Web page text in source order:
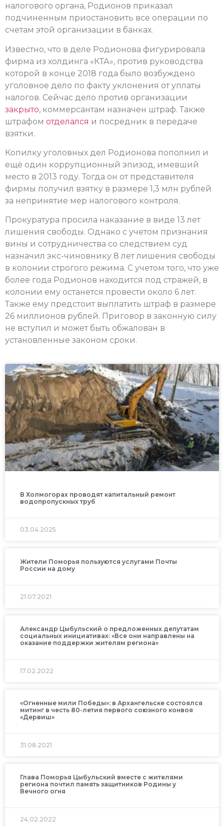
налогового органа, Родионов приказал
подчиненным приостановить все операции по
счетам этой организации в банках.
Известно, что в деле Родионова фигурировала
фирма из холдинга «КТА», против руководства
которой в конце 2018 года было возбуждено
уголовное дело по факту уклонения от уплаты
налогов. Сейчас дело против организации
закрыто, коммерсантам назначен штраф. Также
штрафом отделался и посредник в передаче
взятки.
Копилку уголовных дел Родионова пополнил и
ещё один коррупционный эпизод, имевший
место в 2013 году. Тогда он от представителя
фирмы получил взятку в размере 1,3 млн рублей
за непринятие мер налогового контроля.
Прокуратура просила наказание в виде 13 лет
лишения свободы. Однако с учетом признания
вины и сотрудничества со следствием суд
назначил экс-чиновнику 8 лет лишения свободы
в колонии строгого режима. С учетом того, что уже
более года Родионов находится под стражей, в
колонии ему останется провести около 6 лет.
Также ему предстоит выплатить штраф в размере
26 миллионов рублей. Приговор в законную силу
не вступил и может быть обжалован в
установленные законом сроки.
В Холмогорах проводят капитальный ремонт
водопропускных труб
03.04.2025
Жители Поморья пользуются услугами Почты
России на дому
21.07.2021
Александр Цыбульский о предложенных депутатам
социальных инициативах: «Все они направлены на
оказание поддержки жителям региона»
17.02.2022
«Огненные мили Победы»: в Архангельске состоялся
митинг в честь 80-летия первого союзного конвоя
«Дервиш»
31.08.2021
Глава Поморья Цыбульский вместе с жителями
региона почтил память защитников Родины у
Вечного огня
24.02.2022